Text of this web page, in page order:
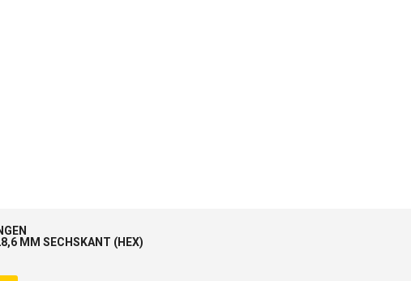
MM SECHSKANT (HEX)